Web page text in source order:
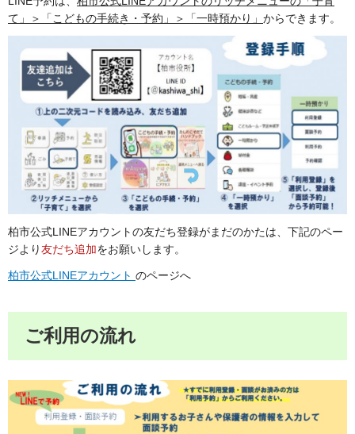
て」＞「こどもの手続き・予約」＞「一時預かり」 からできます。
柏市公式LINEアカウントの友だち登録がまだのかたは、下記のペー
ジより友だち追加をお願いします。
柏市公式LINEアカウント のページへ
ご利用の流れ